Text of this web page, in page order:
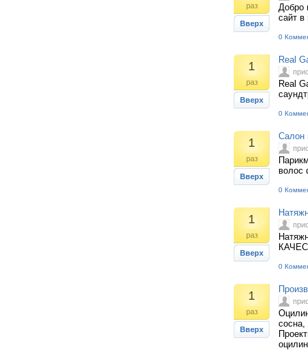
раз
Вверх
Добро
сайт в
0
1
раз
Вверх
Real
Real
0
1
раз
Вверх
Салон
волос
0
1
раз
Вверх
0
1
раз
Вверх